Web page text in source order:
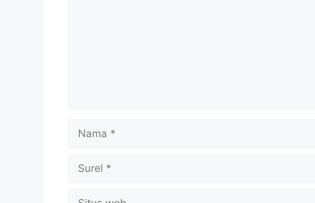
Nama
Surel
Situs